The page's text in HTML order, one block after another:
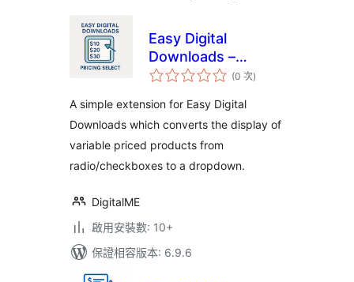
Easy Digital
Downloads –
Pricing Select(0 次評
分)
A simple extension for Easy Digital
Downloads which converts the display of
variable priced products from
radio/checkboxes to a dropdown.
DigitalME
啟用安裝數: 10+
保證相容版本: 6.9.6